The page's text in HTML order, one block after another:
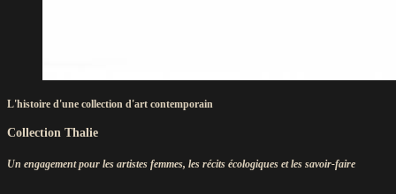
L'histoire d'une collection d'art contemporain
Collection Thalie
Un engagement pour les artistes femmes, les récits écologiques et les savoir-faire